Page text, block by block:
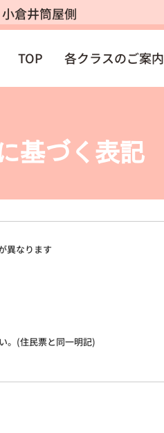
倉井筒屋側
TOP 各クラスのご案内
基づく表記
異なります
。(住民票と同一明記)